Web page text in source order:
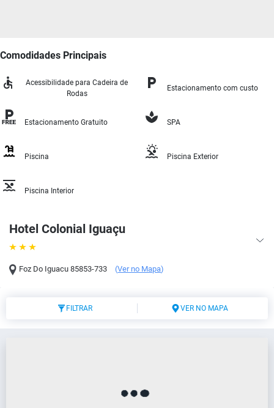
Hotel Colonial Iguaçu
Foz Do Iguacu 85853-733 (Ver no Mapa)
Comodidades Principais
Acessibilidade para Cadeira de
Rodas
Estacionamento com custo
Estacionamento Gratuito SPA
Piscina Piscina Exterior
Piscina Interior
FILTRAR VER NO MAPA